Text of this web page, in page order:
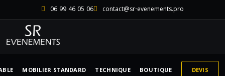
06 99 46 05 06 contact@sr-evenements.pro
MOBILIER STANDARD TECHNIQUE BOUTIQUE DEVIS